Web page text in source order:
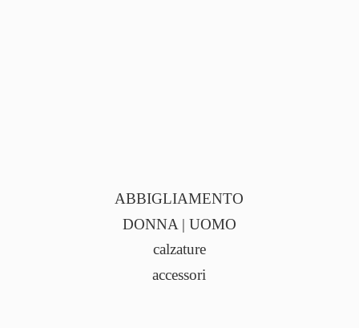
ABBIGLIAMENTO
DONNA | UOMO
calzature
accessori